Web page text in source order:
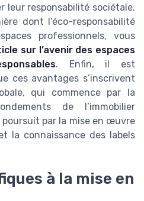
leur responsabilité sociétale.
dont l’éco-responsabilité
professionnels, vous
sur l’avenir des espaces
. Enfin, il est
ces avantages s’inscrivent
qui commence par la
de l’immobilier
par la mise en œuvre
la connaissance des labels
à la mise en